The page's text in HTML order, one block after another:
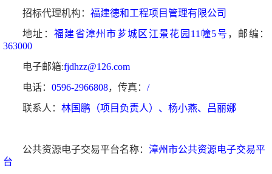
招标代理机构： 福建德和工程项目管理有限公司
地址： 福建省漳州市芗城区江景花园 11幢5号 ，邮编：
363000
电子邮箱:fjdhzz@126.com
电话： 0596-2966808，传真： /
联系人： 林国鹏（项目负责人）、杨小燕、吕丽娜
公共资源电子交易平台名称： 漳州市公共资源电子交易平
台